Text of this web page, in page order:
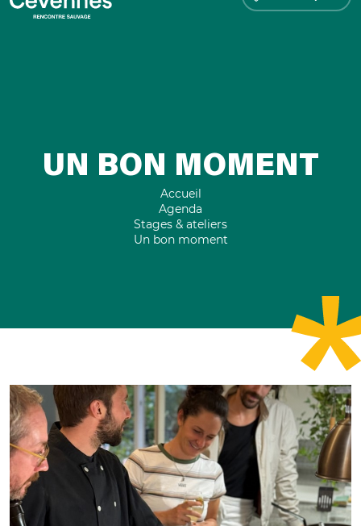
UN BON MOMENT
Accueil
Agenda
Stages & ateliers
Un bon moment